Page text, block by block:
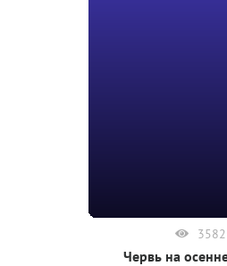
3582
Червь на